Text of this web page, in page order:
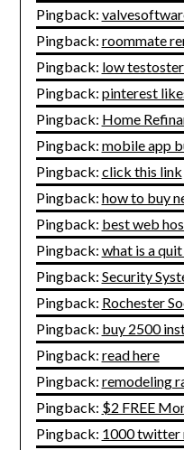
Pingback:
Pingback: roommate
Pingback: low
Pingback: pinterest
Pingback: Home
Pingback: mobile app
Pingback: click this link
Pingback: how to buy
Pingback: best web
Pingback: what is a
Pingback: Security
Pingback: Rochester
Pingback: buy 2500
Pingback: read here
Pingback: remodeling
Pingback: $2 FREE
Pingback: 1000 twitter